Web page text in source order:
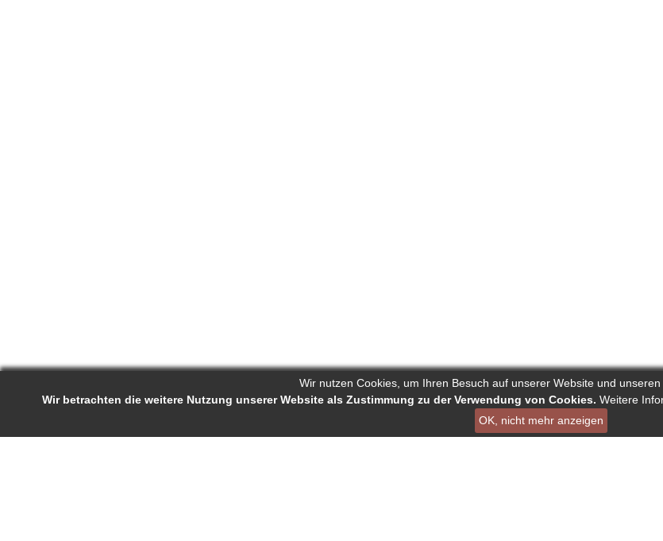
Wir nutzen Cookies, um Ihren Besuch auf unserer Website und unseren
Wir betrachten die weitere Nutzung unserer Website als Zustimmung zu der Verwendung von Cookies. Weitere
OK, nicht mehr anzeigen